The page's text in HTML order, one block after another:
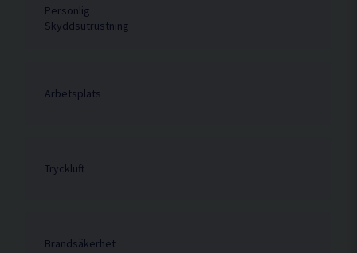
Personlig
Skyddsutrustning
Arbetsplats
Tryckluft
Brandsäkerhet